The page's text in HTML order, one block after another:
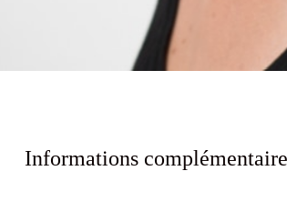
Informations